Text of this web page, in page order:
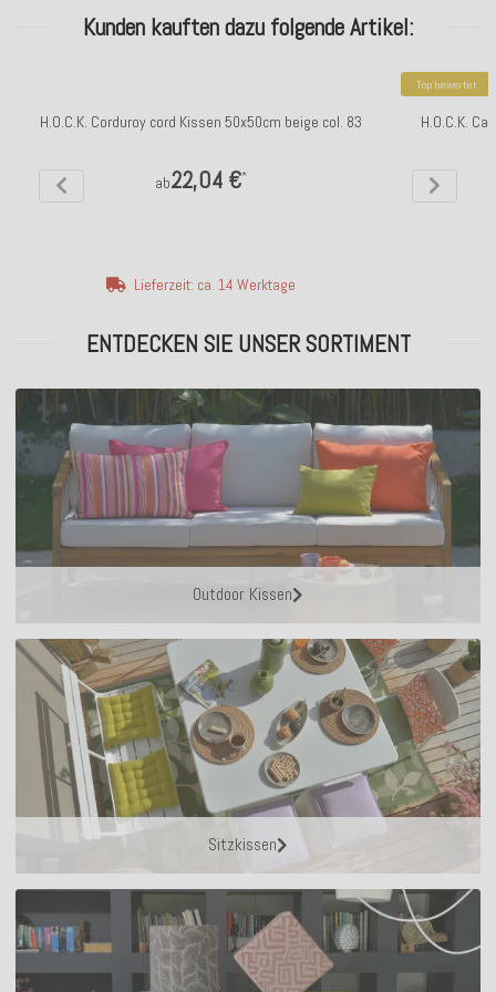
Kunden kauften dazu folgende Artikel:
H.O.C.K. Corduroy cord Kissen 50x50cm beige col. 83
ab22,04 €*
Lieferzeit: ca. 14 Werktage
Top bewertet
H.O.C.K.
ENTDECKEN SIE UNSER SORTIMENT
Outdoor Kissen
Sitzkissen